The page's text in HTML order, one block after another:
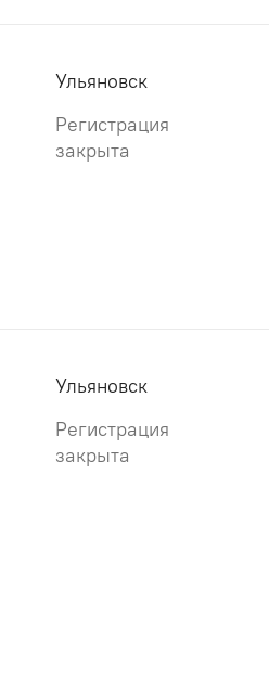
Ульяновск
Регистрация
закрыта
Ульяновск
Регистрация
закрыта